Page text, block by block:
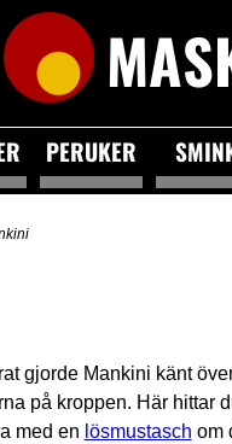
PERUKER
gjorde Mankini känt
på kroppen. Här hittar
med en lösmustasch om